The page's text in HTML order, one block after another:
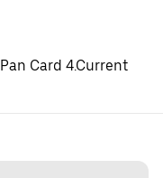
Card 4.Current